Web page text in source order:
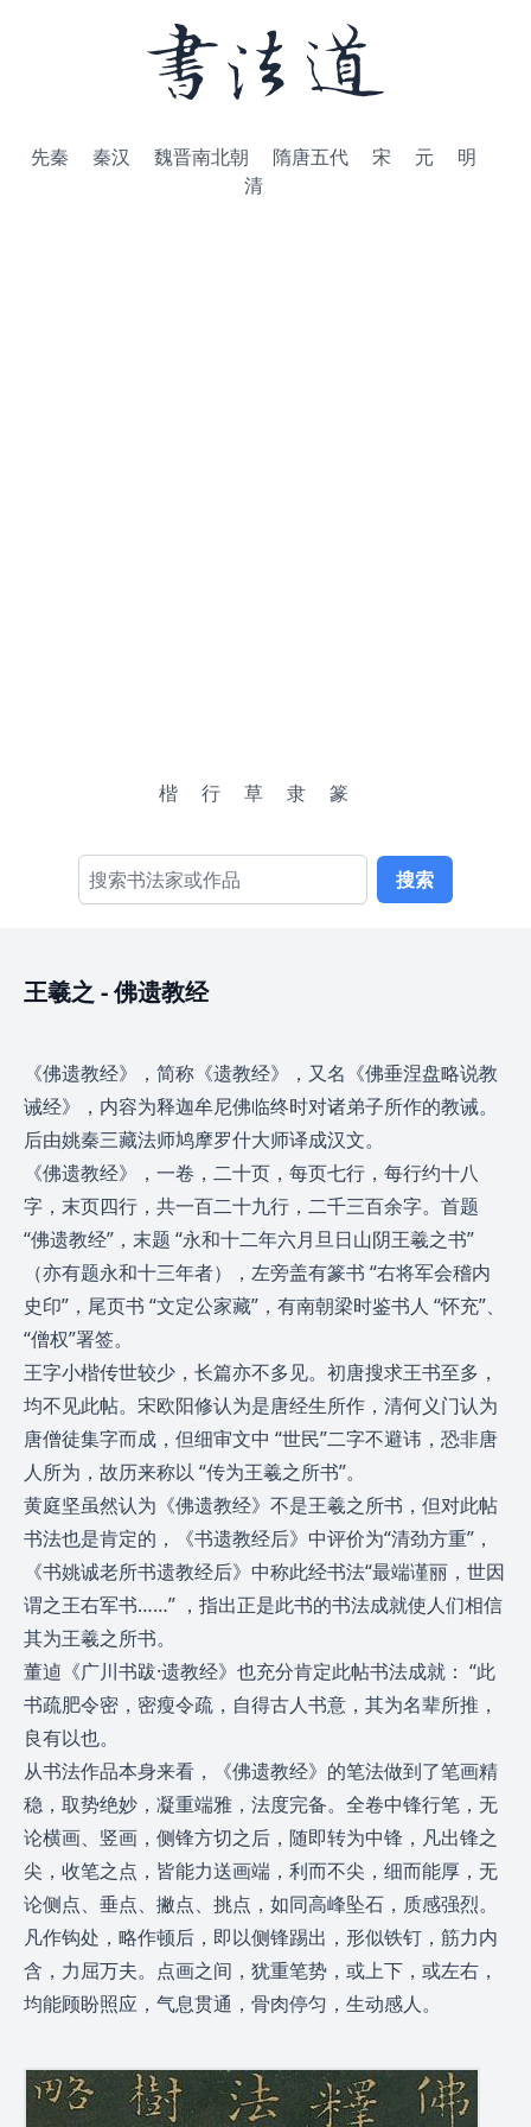
先秦 秦汉 魏晋南北朝 隋唐五代 宋 元
明
清
楷 行 草 隶 篆
搜索
王羲之 -佛遗教经
《佛遗教经》，简称《遗教经》，又名《佛垂涅盘略说教
诫经》，内容为释迦牟尼佛临终时对诸弟子所作的教诫。
后由姚秦三藏法师鸠摩罗什大师译成汉文。
《佛遗教经》，一卷，二十页，每页七行，每行约十八
字，末页四行，共一百二十九行，二千三百余字。首题
“佛遗教经”，末题 “永和十二年六月旦日山阴王羲之书”
（亦有题永和十三年者），左旁盖有篆书 “右将军会稽内
史印”，尾页书 “文定公家藏”，有南朝梁时鉴书人 “怀充”、
“僧权”署签。
王字小楷传世较少，长篇亦不多见。初唐搜求王书至多，
均不见此帖。宋欧阳修认为是唐经生所作，清何义门认为
唐僧徒集字而成，但细审文中 “世民”二字不避讳，恐非唐
人所为，故历来称以 “传为王羲之所书”。
黄庭坚虽然认为《佛遗教经》不是王羲之所书，但对此帖
书法也是肯定的，《书遗教经后》中评价为“清劲方重”，
《书姚诚老所书遗教经后》中称此经书法“最端谨丽，世因
谓之王右军书……” ，指出正是此书的书法成就使人们相信
其为王羲之所书。
董逌《广川书跋·遗教经》也充分肯定此帖书法成就： “此
书疏肥令密，密瘦令疏，自得古人书意，其为名辈所推，
良有以也。
从书法作品本身来看，《佛遗教经》的笔法做到了笔画精
稳，取势绝妙，凝重端雅，法度完备。全卷中锋行笔，无
论横画、竖画，侧锋方切之后，随即转为中锋，凡出锋之
尖，收笔之点，皆能力送画端，利而不尖，细而能厚，无
论侧点、垂点、撇点、挑点，如同高峰坠石，质感强烈。
凡作钩处，略作顿后，即以侧锋踢出，形似铁钉，筋力内
含，力屈万夫。点画之间，犹重笔势，或上下，或左右，
均能顾盼照应，气息贯通，骨肉停匀，生动感人。